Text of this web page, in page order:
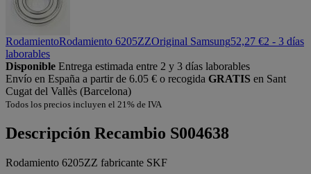
RodamientoRodamiento 6205ZZOriginal Samsung52,27 €2 - 3 días
laborables
Disponible Entrega estimada entre 2 y 3 días laborables
Envío en España a partir de 6.05 € o recogida GRATIS en Sant
Cugat del Vallès (Barcelona)
Todos los precios incluyen el 21% de IVA
Descripción Recambio S004638
Rodamiento 6205ZZ fabricante SKF